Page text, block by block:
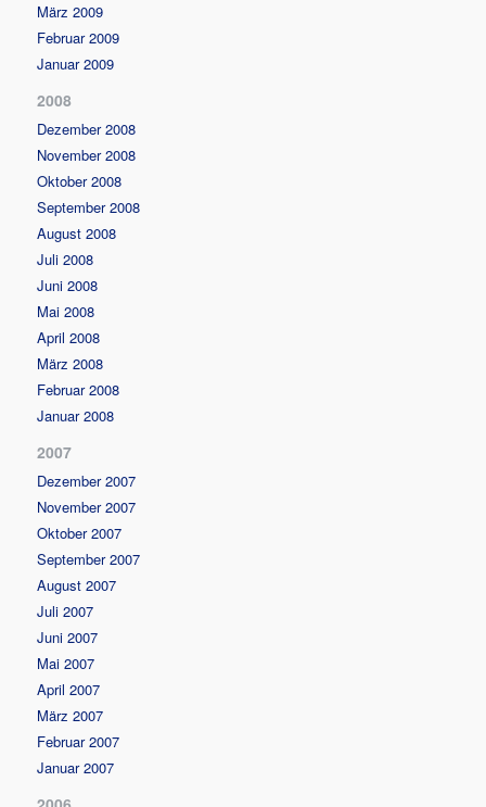
März 2009
Februar 2009
Januar 2009
2008
Dezember 2008
November 2008
Oktober 2008
September 2008
August 2008
Juli 2008
Juni 2008
Mai 2008
April 2008
März 2008
Februar 2008
Januar 2008
2007
Dezember 2007
November 2007
Oktober 2007
September 2007
August 2007
Juli 2007
Juni 2007
Mai 2007
April 2007
März 2007
Februar 2007
Januar 2007